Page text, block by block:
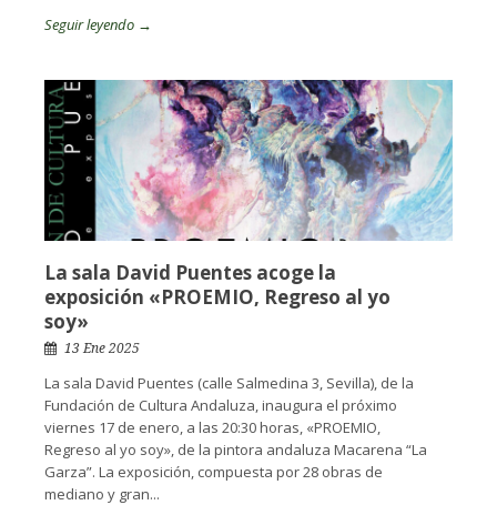
Seguir leyendo →
La sala David Puentes acoge la
exposición «PROEMIO, Regreso al yo
soy»
13 Ene 2025
La sala David Puentes (calle Salmedina 3, Sevilla), de la
Fundación de Cultura Andaluza, inaugura el próximo
viernes 17 de enero, a las 20:30 horas, «PROEMIO,
Regreso al yo soy», de la pintora andaluza Macarena “La
Garza”. La exposición, compuesta por 28 obras de
mediano y gran...